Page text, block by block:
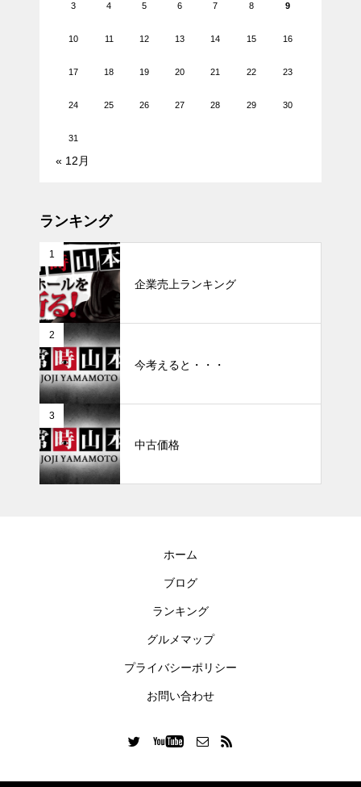
3 4 5 6 7 8 9
10 11 12 13 14 15 16
17 18 19 20 21 22 23
24 25 26 27 28 29 30
31
« 12月
ランキング
1
企業売上ランキング
2
今考えると・・・
3
中古価格
ホーム
ブログ
ランキング
グルメマップ
プライバシーポリシー
お問い合わせ